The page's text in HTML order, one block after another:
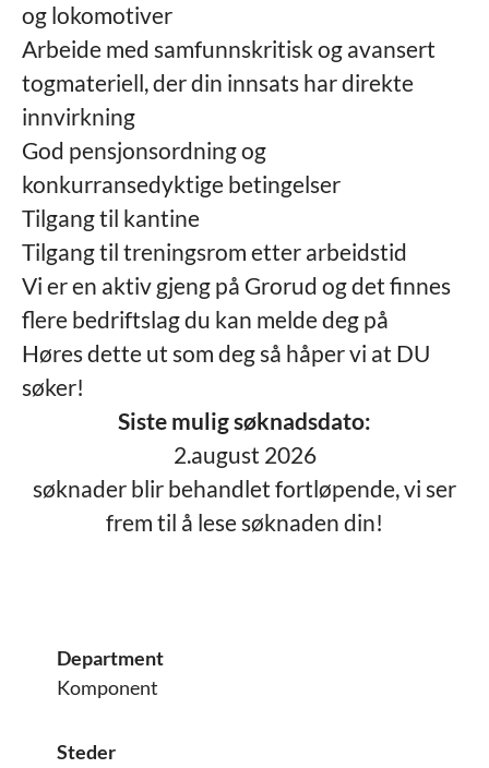
og lokomotiver
Arbeide med samfunnskritisk og avansert
togmateriell, der din innsats har direkte
innvirkning
God pensjonsordning og
konkurransedyktige betingelser
Tilgang til kantine
Tilgang til treningsrom etter arbeidstid
Vi er en aktiv gjeng på Grorud og det finnes
flere bedriftslag du kan melde deg på
Høres dette ut som deg så håper vi at DU
søker!
Siste mulig søknadsdato:
2.august 2026
søknader blir behandlet fortløpende, vi ser
frem til å lese søknaden din!
Department
Komponent
Steder